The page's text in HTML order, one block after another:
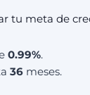
tu meta de
0.99%.
36 meses.